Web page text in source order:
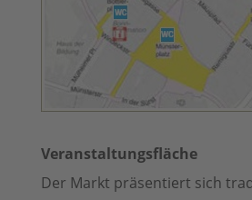
Veranstaltungsfläche
Der Markt präsentiert sich